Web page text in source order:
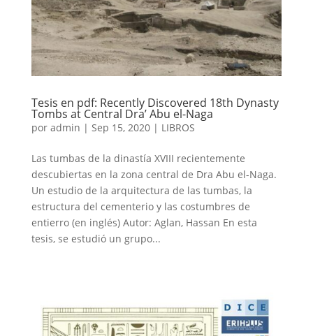
Tesis en pdf: Recently Discovered 18th Dynasty
Tombs at Central Dra’ Abu el-Naga
por admin | Sep 15, 2020| LIBROS
Las tumbas de la dinastía XVIII recientemente
descubiertas en la zona central de Dra Abu el-Naga.
Un estudio de la arquitectura de las tumbas, la
estructura del cementerio y las costumbres de
entierro (en inglés) Autor: Aglan, Hassan En esta
tesis, se estudió un grupo...